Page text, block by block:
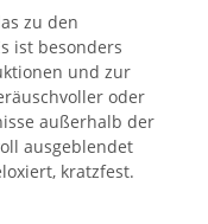
zu den
ist besonders
und zur
oder
außerhalb der
ausgeblendet
kratzfest.